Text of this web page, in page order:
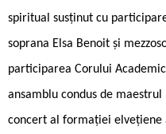
spiritual susținut cu
soprana Elsa Benoit și
participarea Corului
ansamblu condus de
concert al formației